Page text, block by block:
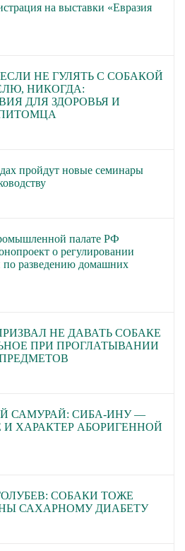
на выставки «Евразия
ЕСЛИ НЕ ГУЛЯТЬ С СОБАКОЙ
НИКОГДА:
ДЛЯ ЗДОРОВЬЯ И
пройдут новые семинары
палате РФ
о регулировании
по разведению домашних
НЕ ДАВАТЬ СОБАКЕ
ПРИ ПРОГЛАТЫВАНИИ
САМУРАЙ: СИБА-ИНУ —
ХАРАКТЕР АБОРИГЕННОЙ
СОБАКИ ТОЖЕ
САХАРНОМУ ДИАБЕТУ